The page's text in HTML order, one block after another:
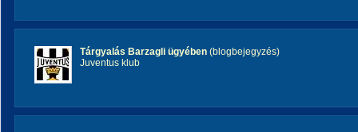
Tárgyalás Barzagli ügyében (blogbejegyzés)
Juventus klub